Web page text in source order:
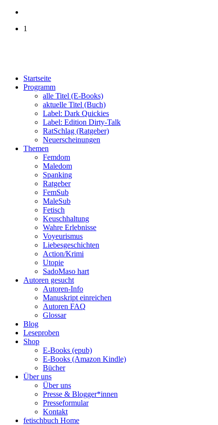
1
Startseite
Programm
alle Titel (E-Books)
aktuelle Titel (Buch)
Label: Dark Quickies
Label: Edition Dirty-Talk
RatSchlag (Ratgeber)
Neuerscheinungen
Themen
Femdom
Maledom
Spanking
Ratgeber
FemSub
MaleSub
Fetisch
Keuschhaltung
Wahre Erlebnisse
Voyeurismus
Liebesgeschichten
Action/Krimi
Utopie
SadoMaso hart
Autoren gesucht
Autoren-Info
Manuskript einreichen
Autoren FAQ
Glossar
Blog
Leseproben
Shop
E-Books (epub)
E-Books (Amazon Kindle)
Bücher
Über uns
Über uns
Presse & Blogger*innen
Presseformular
Kontakt
fetischbuch Home